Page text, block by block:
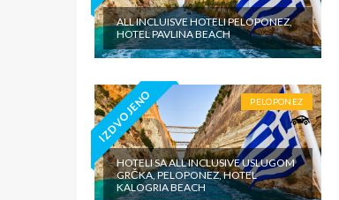
ALL INCLUISVE HOTELI PELOPONEZ,
HOTEL PAVLINA BEACH
IZDVOJENO PELOPONEZ
HOTELI SA ALL INCLUSIVE USLUGOM
GRČKA, PELOPONEZ, HOTEL
KALOGRIA BEACH